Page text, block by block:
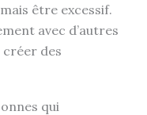
être excessif.
avec d’autres
créer des
qui